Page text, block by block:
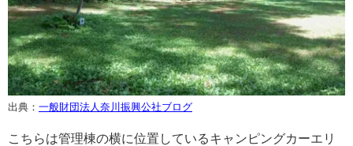
出典： 一般財団法人奈川振興公社ブログ
こちらは管理棟の横に位置しているキャンピングカーエリ